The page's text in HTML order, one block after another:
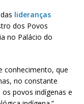
lideranças
dos Povos
no Palácio do
conhecimento, que
no constante
povos indígenas e